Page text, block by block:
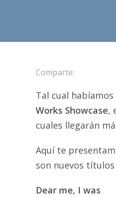
Comparte:
Tal cual
Works Showcase,
cuales llegarán
Aquí te
son nuevos
Dear me, I was